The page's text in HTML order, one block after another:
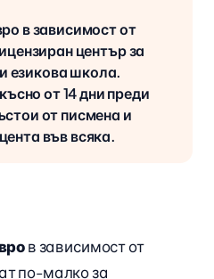
в зависимост от
център за
езикова школа.
от 14 дни преди
от писмена и
във всяка.
в зависимост от
по-малко за